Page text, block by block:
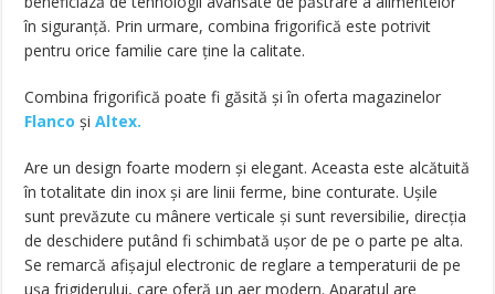
în siguranță. Prin urmare, combina frigorifică este potrivit
pentru orice familie care ține la calitate.
Combina frigorifică poate fi găsită și în oferta magazinelor
Flanco șiAltex.
Are un design foarte modern și elegant. Aceasta este alcătuită
în totalitate din inox și are linii ferme, bine conturate. Ușile
sunt prevăzute cu mânere verticale și sunt reversibilie, direcția
de deschidere putând fi schimbată ușor de pe o parte pe alta.
Se remarcă afișajul electronic de reglare a temperaturii de pe
ușa frigiderului, care oferă un aer modern. Aparatul are